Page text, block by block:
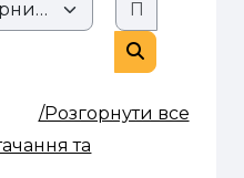
Пошук
/Розгорнути все
та